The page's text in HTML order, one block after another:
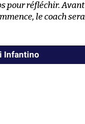
pour réfléchir. Avant
le coach sera
Infantino